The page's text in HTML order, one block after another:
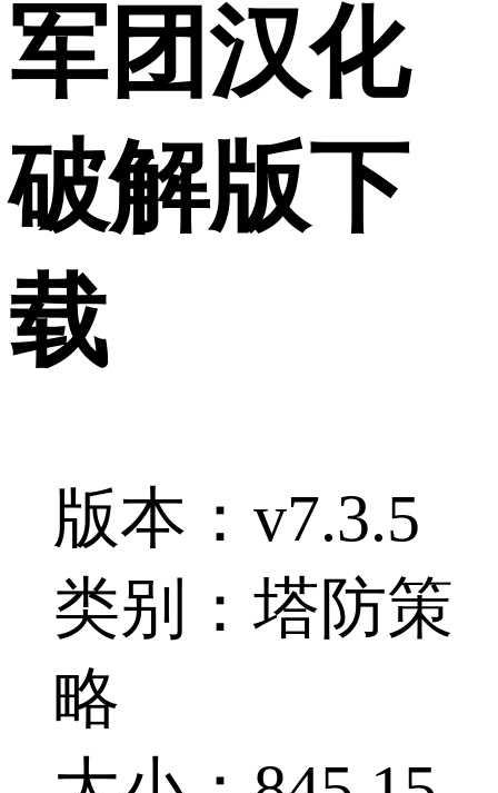
军团汉化
破解版下
载
版本：v7.3.5
类别：塔防策
略